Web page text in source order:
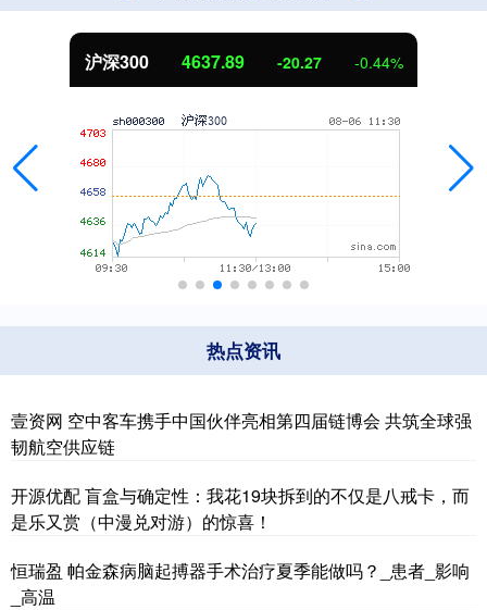
北证50 1115.17 -4.29 -0.38%
热点资讯
壹资网 空中客车携手中国伙伴亮相第四届链博会 共筑全球强
韧航空供应链
开源优配 盲盒与确定性：我花19块拆到的不仅是八戒卡，而
是乐又赏（中漫兑对游）的惊喜！
恒瑞盈 帕金森病脑起搏器手术治疗夏季能做吗？_患者_影响
_高温